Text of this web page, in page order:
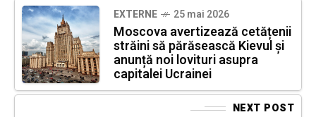
EXTERNE 25 mai 2026
Moscova avertizează cetățenii
străini să părăsească Kievul și
anunță noi lovituri asupra
capitalei Ucrainei
NEXT POST